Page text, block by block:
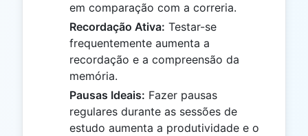
em comparação com a correria.
Recordação Ativa: Testar-se
frequentemente aumenta a
recordação e a compreensão da
memória.
Pausas Ideais: Fazer pausas
regulares durante as sessões de
estudo aumenta a produtividade e o